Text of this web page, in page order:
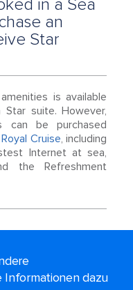
in a Sea
an
Star
is available
suite. However,
can be purchased
Cruise, including
Internet at sea,
the Refreshment
Informationen dazu